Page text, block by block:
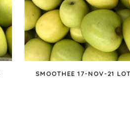
SMOOTHEE 17-NOV-21